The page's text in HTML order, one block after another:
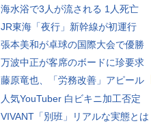
海水浴で3人が流される 1人死亡
JR東海「夜行」新幹線が初運行
張本美和が卓球の国際大会で優勝
万波中正が客席のボードに珍要求
藤原竜也、「労務改善」アピール
人気YouTuber 白ビキニ加工否定
VIVANT「別班」リアルな実態とは